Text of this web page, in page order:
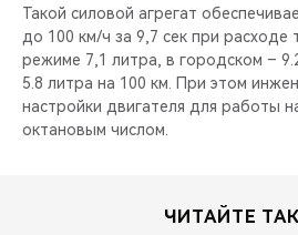
Такой силовой агрегат
до 100 км/ч за 9,7 сек при расходе
режиме 7,1 литра, в городском –
5.8 литра на 100 км. При этом
настройки двигателя для работы
октановым числом.
ЧИТАЙТЕ